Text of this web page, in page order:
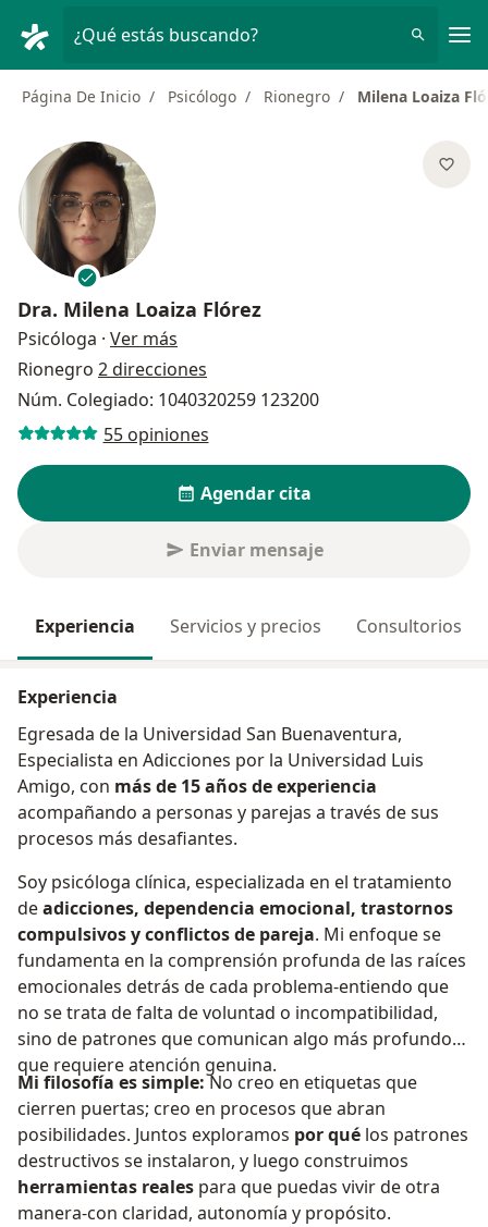
¿Qué estás buscando?
Página De Inicio Psicólogo Rionegro Milena Loaiza
Dra. Milena Loaiza Flórez
Psicóloga · Ver más
Rionegro 2 direcciones
Núm. Colegiado: 1040320259 123200
55 opiniones
Agendar cita
Enviar mensaje
Experiencia Servicios y precios Consultorios
Experiencia
Egresada de la Universidad San Buenaventura,
Especialista en Adicciones por la Universidad Luis
Amigo, con más de 15 años de experiencia
acompañando a personas y parejas a través de sus
procesos más desafiantes.
Soy psicóloga clínica, especializada en el tratamiento
deadicciones, dependencia emocional, trastornos
compulsivos y conflictos de pareja. Mi enfoque se
fundamenta en la comprensión profunda de las raíces
emocionales detrás de cada problema-entiendo que
no se trata de falta de voluntad o incompatibilidad,
sino de patrones que comunican algo más profundo
que requiere atención genuina.
Mi filosofía es simple:No creo en etiquetas que
cierren puertas; creo en procesos que abran
posibilidades. Juntos exploramos por qué los patrones
destructivos se instalaron, y luego construimos
herramientas reales para que puedas vivir de otra
manera-con claridad, autonomía y propósito.